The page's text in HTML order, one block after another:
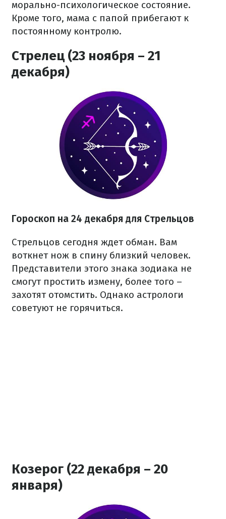
морально-психологическое состояние.
Кроме того, мама с папой прибегают к
постоянному контролю.
Стрелец (23 ноября – 21
декабря)
Гороскоп на 24 декабря для Стрельцов
Стрельцов сегодня ждет обман. Вам
воткнет нож в спину близкий человек.
Представители этого знака зодиака не
смогут простить измену, более того –
захотят отомстить. Однако астрологи
советуют не горячиться.
Козерог (22 декабря – 20
января)